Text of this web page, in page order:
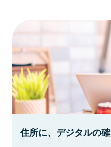
住所に、デジタルの確